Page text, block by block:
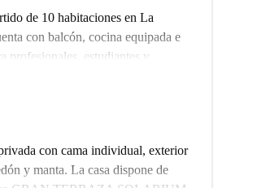
de 10 habitaciones en La
con balcón, cocina equipada e
profesionales, estudiantes y
a la vez que permite a los
deliciosos restaurantes como 3
5. También encontrarás destinos
Kubala y el Camp Nou
con cama individual, exterior
y manta. La casa dispone de